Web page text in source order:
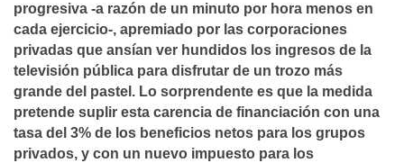
progresiva -a razón de un minuto por hora menos en
cada ejercicio-, apremiado por las corporaciones
privadas que ansí­an ver hundidos los ingresos de la
televisión pública para disfrutar de un trozo más
grande del pastel. Lo sorprendente es que la medida
pretende suplir esta carencia de financiación con una
tasa del 3% de los beneficios netos para los grupos
privados, y con un nuevo impuesto para los